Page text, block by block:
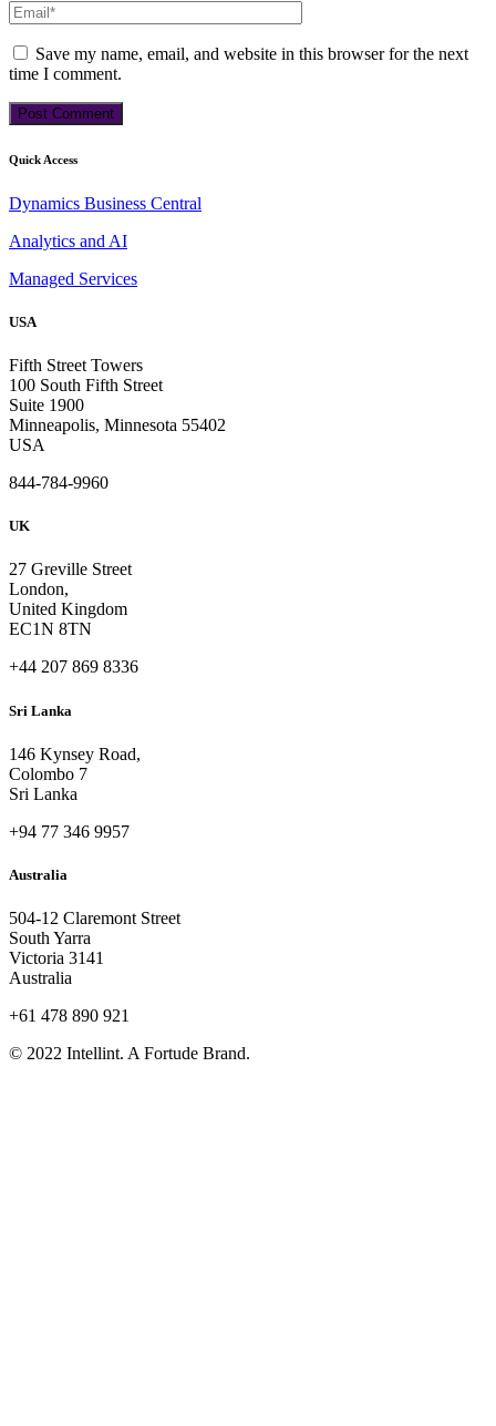
Save my name, email, and website in this browser for the next
time I comment.
Quick Access
Dynamics Business Central
Analytics and AI
Managed Services
USA
Fifth Street Towers
100 South Fifth Street
Suite 1900
Minneapolis, Minnesota 55402
USA
844-784-9960
UK
27 Greville Street
London,
United Kingdom
EC1N 8TN
+44 207 869 8336
Sri Lanka
146 Kynsey Road,
Colombo 7
Sri Lanka
+94 77 346 9957
Australia
504-12 Claremont Street
South Yarra
Victoria 3141
Australia
+61 478 890 921
© 2022 Intellint. A Fortude Brand.